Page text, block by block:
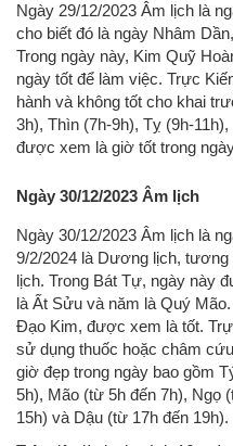
Ngày 29/12/2023 Âm lịch là
cho biết đó là ngày Nhâm
Trong ngày này, Kim Quỹ
ngày tốt để làm việc. Trực
hành và không tốt cho khai
3h), Thìn (7h-9h), Tỵ (9h-
được xem là giờ tốt trong
Ngày 30/12/2023 Âm lịch
Ngày 30/12/2023 Âm lịch là
9/2/2024 là Dương lịch,
lịch. Trong Bát Tự, ngày này
là Ất Sửu và năm là Quý
Đạo Kim, được xem là tốt.
sử dụng thuốc hoặc châm
giờ đẹp trong ngày bao gồm
5h), Mão (từ 5h đến 7h), Ngọ
15h) và Dậu (từ 17h đến 19h).